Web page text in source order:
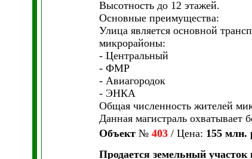
Высотность до 12 этажей.
Основные преимущества:
Улица является основной
микрорайоны:
- Центральный
- ФМР
- Авиагородок
- ЭНКА
Общая численность жителей
Данная магистраль охватывает
Объект № 403 / Цена: 155 млн.
Продается земельный